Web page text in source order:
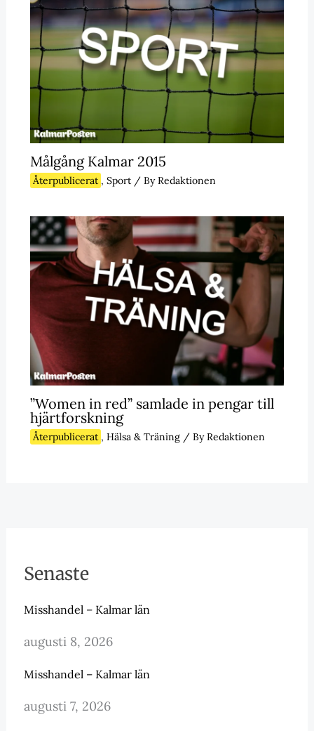
Målgång Kalmar 2015
Återpublicerat , Sport/ ByRedaktionen
”Women in red” samlade in pengar till
hjärtforskning
Återpublicerat , Hälsa & Träning/ ByRedaktionen
Senaste
Misshandel – Kalmar län
augusti 8, 2026
Misshandel – Kalmar län
augusti 7, 2026